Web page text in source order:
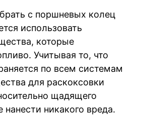
с поршневых колец
использовать
которые
Учитывая то, что
по всем системам
для раскоксовки
щадящего
нанести никакого вреда.